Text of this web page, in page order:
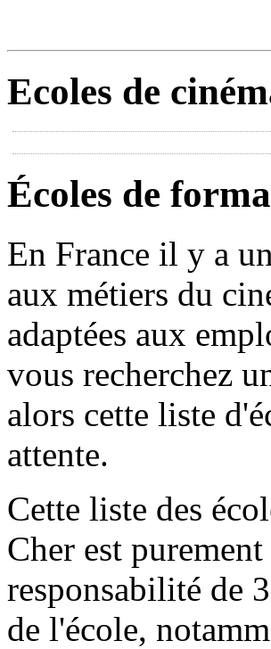
Ecoles de
Écoles de
En France il y a
aux métiers du
adaptées aux
vous recherchez
alors cette liste
attente.
Cette liste des
Cher est
responsabilité de
de l'école,